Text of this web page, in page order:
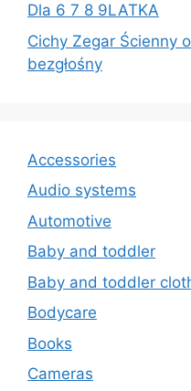
Dla 6 7 8 9LATKA
Cichy Zegar Ścienny
bezgłośny
Accessories
Audio systems
Automotive
Baby and toddler
Baby and toddler
Bodycare
Books
Cameras